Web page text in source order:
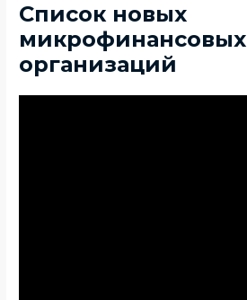
Список новых
микрофинансовых
организаций